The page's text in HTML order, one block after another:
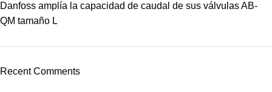
Danfoss amplía la capacidad de caudal de sus válvulas AB-
QM tamaño L
Recent Comments